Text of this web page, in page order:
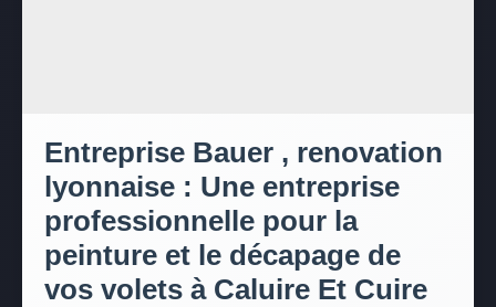
Entreprise Bauer , renovation
lyonnaise : Une entreprise
professionnelle pour la
peinture et le décapage de
vos volets à Caluire Et Cuire